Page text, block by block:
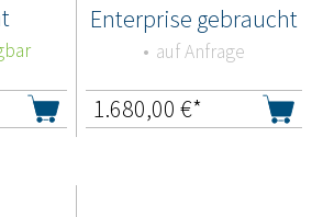
Enterprise gebraucht
auf Anfrage
1.680,00 €*